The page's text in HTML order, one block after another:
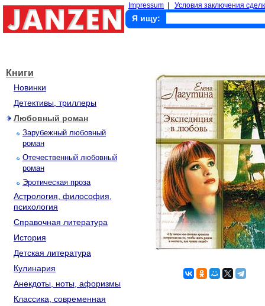
Impressum Условия заключения
Я ищу:
Книги
Новинки
Детективы, триллеры
Любовный роман
Зарубежный любовный
роман
Отечественный любовный
роман
Эротическая проза
Астрология, философия,
психология
Справочная литература
История
Детская литература
Кулинария
Анекдоты, ноты, афоризмы
Классика, современная